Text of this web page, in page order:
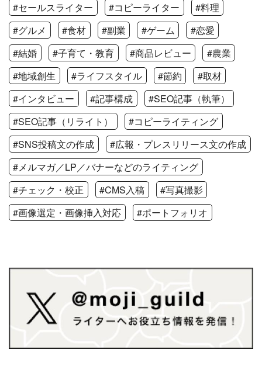
#セールスライター #コピーライター
#料理
#グルメ
#食材 #副業 #ゲーム
#恋愛
#結婚
#子育て・教育 #商品レビュー
#農業
#地域創生
#ライフスタイル #節約
#取材
#インタビュー
#記事構成
#SEO記事（執筆）
#SEO記事（リライト）
#コピーライティング
#SNS投稿文の作成
#広報・プレスリリース文の作成
#メルマガ／LP／バナーなどのライティング
#チェック・校正
#CMS入稿
#写真撮影
#画像選定・画像挿入対応
#ポートフォリオ